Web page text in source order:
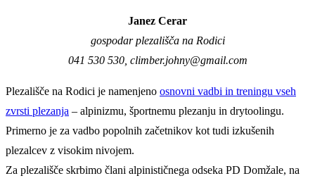
Janez Cerar
gospodar plezališča na Rodici
041 530 530, climber.johny@gmail.com
Plezališče na Rodici je namenjeno osnovni vadbi in treningu vseh
zvrsti plezanja – alpinizmu, športnemu plezanju in drytoolingu.
Primerno je za vadbo popolnih začetnikov kot tudi izkušenih
plezalcev z visokim nivojem.
Za plezališče skrbimo člani alpinističnega odseka PD Domžale, na